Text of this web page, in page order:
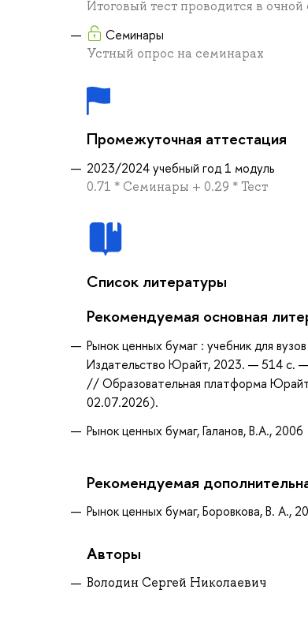
Итоговый тест проводится в
Семинары
Устный опрос на семинарах
Промежуточная аттестация
2023/2024 учебный год 1 модуль
0.71 * Семинары + 0.29 * Тест
Список литературы
Рекомендуемая основная
Рынок ценных бумаг : учебник для
Издательство Юрайт, 2023. — 514 с.
// Образовательная платформа
02.07.2026).
Рынок ценных бумаг, Галанов, В.А., 2006
Рекомендуемая
Рынок ценных бумаг, Боровкова, В. А.,
Авторы
Володин Сергей Николаевич